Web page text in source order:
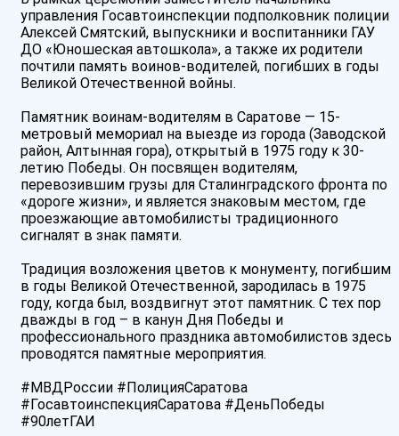
управления Госавтоинспекции подполковник полиции
Алексей Смятский, выпускники и воспитанники ГАУ
ДО «Юношеская автошкола», а также их родители
почтили память воинов-водителей, погибших в годы
Великой Отечественной войны.
️Памятник воинам-водителям в Саратове — 15-
метровый мемориал на выезде из города (Заводской
район, Алтынная гора), открытый в 1975 году к 30-
летию Победы. Он посвящен водителям,
перевозившим грузы для Сталинградского фронта по
«дороге жизни», и является знаковым местом, где
проезжающие автомобилисты традиционного
сигналят в знак памяти.
Традиция возложения цветов к монументу, погибшим
в годы Великой Отечественной, зародилась в 1975
году, когда был, воздвигнут этот памятник. С тех пор
дважды в год – в канун Дня Победы и
профессионального праздника автомобилистов здесь
проводятся памятные мероприятия.
#МВДРоссии #ПолицияСаратова
#ГосавтоинспекцияСаратова #ДеньПобеды
#90летГАИ